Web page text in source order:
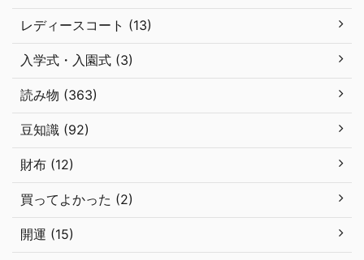
レディースコート (13)
入学式・入園式 (3)
読み物 (363)
豆知識 (92)
財布 (12)
買ってよかった (2)
開運 (15)